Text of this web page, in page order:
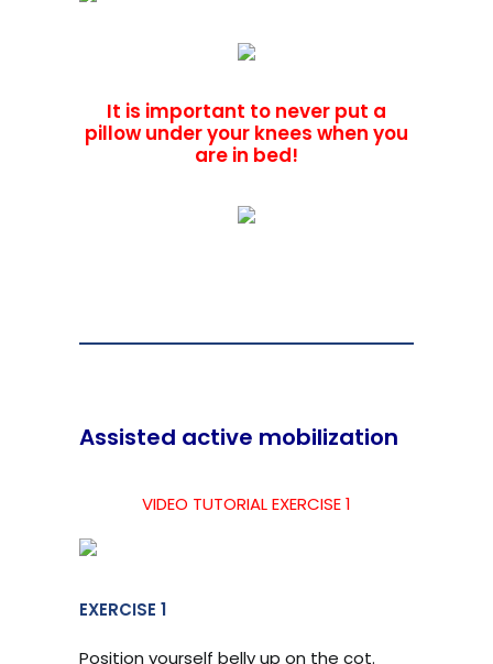
It is important to never put a
pillow under your knees when you
are in bed!
Assisted active mobilization
VIDEO TUTORIAL EXERCISE 1
EXERCISE 1
Position yourself belly up on the cot.